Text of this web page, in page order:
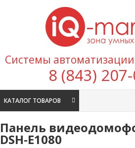
Перейти к содержимому
Системы
8 (843)
КАТАЛОГ ТОВАРОВ
Панель
DSH-E1080